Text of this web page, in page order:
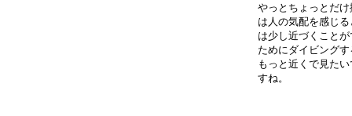
やっとちょっとだ
は人の気配を感じ
は少し近づくこと
ためにダイビング
もっと近くで見た